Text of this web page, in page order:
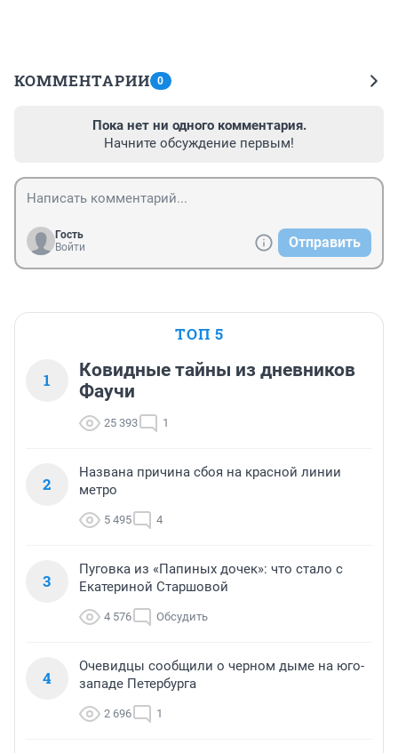
КОММЕНТАРИИ 0
Пока нет ни одного комментария.
Начните обсуждение первым!
Гость
Войти
Отправить
ТОП 5
1
Ковидные тайны из дневников
Фаучи
25 393 1
2
Названа причина сбоя на красной линии
метро
5 495 4
3
Пуговка из «Папиных дочек»: что стало с
Екатериной Старшовой
4 576 Обсудить
4
Очевидцы сообщили о черном дыме на юго-
западе Петербурга
2 696 1